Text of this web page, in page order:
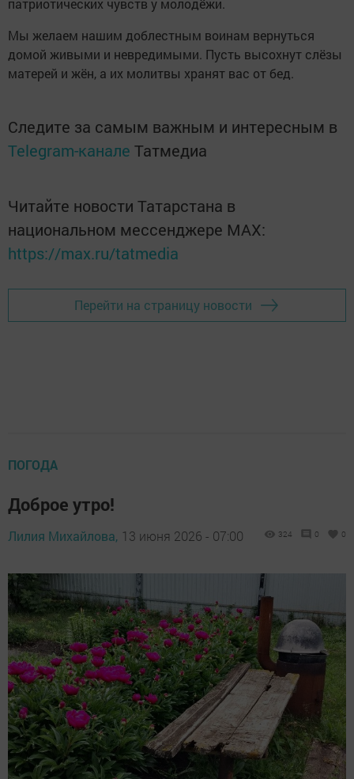
патриотических чувств у молодёжи.
Мы желаем нашим доблестным воинам вернуться
домой живыми и невредимыми. Пусть высохнут слёзы
матерей и жён, а их молитвы хранят вас от бед.
Следите за самым важным и интересным в
Telegram-канале Татмедиа
Читайте новости Татарстана в
национальном мессенджере MАХ:
https://max.ru/tatmedia
Перейти на страницу новости
ПОГОДА
Доброе утро!
Лилия Михайлова, 13 июня 2026 - 07:00 324 0 0